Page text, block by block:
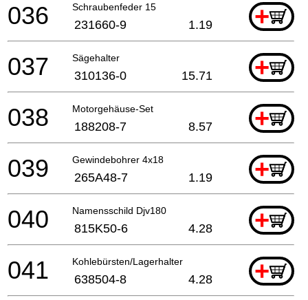
Schraubenfeder 15 +
036 231660-9 1.19
Sägehalter +
037 310136-0 15.71
Motorgehäuse-Set +
038 188208-7 8.57
Gewindebohrer 4x18 +
039 265A48-7 1.19
Namensschild Djv180 +
040 815K50-6 4.28
Kohlebürsten/Lagerhalter +
041 638504-8 4.28